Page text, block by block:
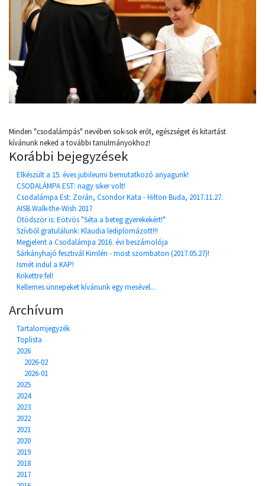
Minden "csodalámpás" nevében sok-sok erőt, egészséget és kitartást
kívánunk neked a további tanulmányokhoz!
Korábbi bejegyzések
Elkészült a 15. éves jubileumi bemutatkozó anyagunk!
CSODALÁMPA EST: nagy siker volt!
Csodalámpa Est: Zorán, Csondor Kata - Hilton Buda, 2017.11.27.
AISB Walk-the-Wish 2017
Ötödször is: Eötvös "Séta a beteg gyerekekért!"
Szívből gratulálunk: Klaudia lediplomázott!!!
Megjelent a Csodalámpa 2016. évi beszámolója
Sárkányhajó fesztivál Kimlén - most szombaton (2017.05.27)!
Ismét indul a KAP!
Krikettre fel!
Kellemes ünnepeket kívánunk egy mesével...
Archívum
Tartalomjegyzék
Toplista
2026
2026-02
2026-01
2025
2024
2023
2022
2021
2020
2019
2018
2017